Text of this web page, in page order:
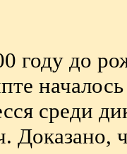
году до
началось
среди
Доказано,